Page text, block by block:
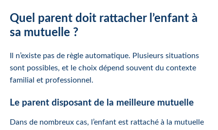
Quel parent doit rattacher l’enfant à
sa mutuelle ?
Il n’existe pas de règle automatique. Plusieurs situations
sont possibles, et le choix dépend souvent du contexte
familial et professionnel.
Le parent disposant de la meilleure mutuelle
Dans de nombreux cas, l’enfant est rattaché à la mutuelle